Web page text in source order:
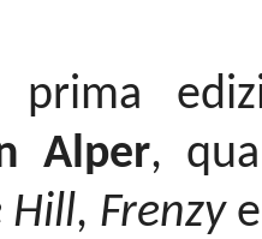
prima
Alper,
Hill, Frenzy